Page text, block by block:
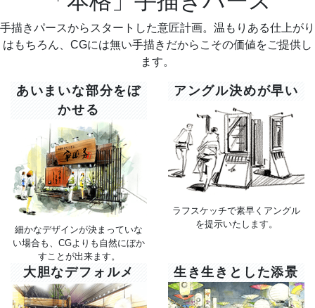
手描きパースからスタートした意匠計画。温もりある仕上がり
はもちろん、CGには無い手描きだからこその価値をご提供し
ます。
あいまいな部分をぼ
かせる
細かなデザインが決まっていな
い場合も、CGよりも自然にぼか
すことが出来ます。
アングル決めが早い
ラフスケッチで素早くアングル
を提示いたします。
大胆なデフォルメ 生き生きとした添景